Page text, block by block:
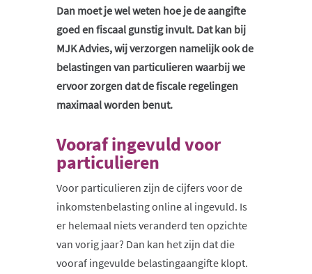
Dan moet je wel weten hoe je de aangifte
goed en fiscaal gunstig invult. Dat kan bij
MJK Advies, wij verzorgen namelijk ook de
belastingen van particulieren waarbij we
ervoor zorgen dat de fiscale regelingen
maximaal worden benut.
Vooraf ingevuld voor
particulieren
Voor particulieren zijn de cijfers voor de
inkomstenbelasting online al ingevuld. Is
er helemaal niets veranderd ten opzichte
van vorig jaar? Dan kan het zijn dat die
vooraf ingevulde belastingaangifte klopt.